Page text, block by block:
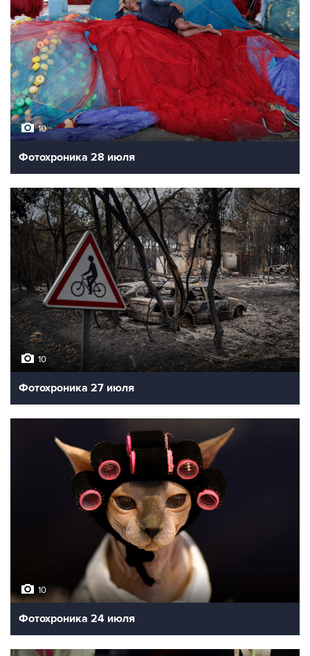
10
Фотохроника 28 июля
10
Фотохроника 27 июля
10
Фотохроника 24 июля